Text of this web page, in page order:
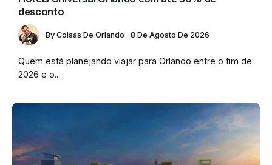
desconto
By Coisas De Orlando 8 De Agosto De 2026
Quem está planejando viajar para Orlando entre o fim de
2026 e o...